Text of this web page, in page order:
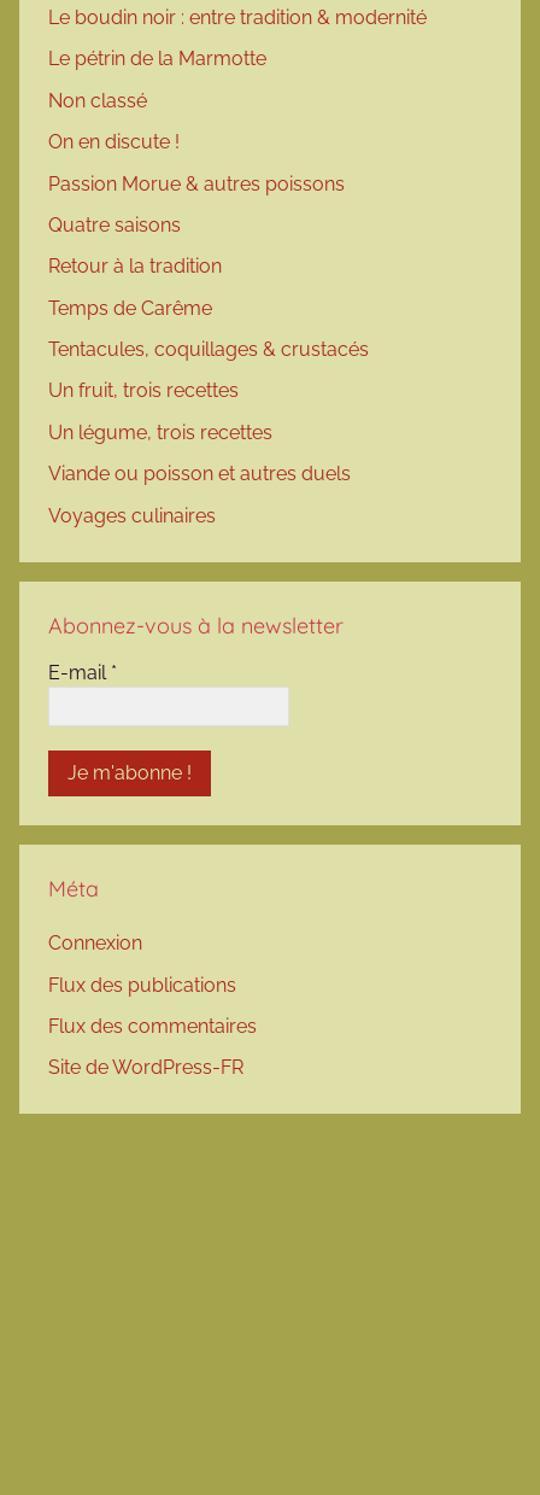
Le boudin noir : entre tradition & modernité
Le pétrin de la Marmotte
Non classé
On en discute !
Passion Morue & autres poissons
Quatre saisons
Retour à la tradition
Temps de Carême
Tentacules, coquillages & crustacés
Un fruit, trois recettes
Un légume, trois recettes
Viande ou poisson et autres duels
Voyages culinaires
Abonnez-vous à la newsletter
E-mail *
Méta
Connexion
Flux des publications
Flux des commentaires
Site de WordPress-FR